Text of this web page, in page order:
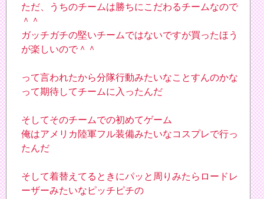
ただ、うちのチームは勝ちにこだわるチームなので
＾＾
ガッチガチの堅いチームではないですが買ったほう
が楽しいので＾＾
って言われたから分隊行動みたいなことすんのかな
って期待してチームに入ったんだ
そしてそのチームでの初めてゲーム
俺はアメリカ陸軍フル装備みたいなコスプレで行っ
たんだ
そして着替えてるときにパッと周りみたらロードレ
ーザーみたいなピッチピチの